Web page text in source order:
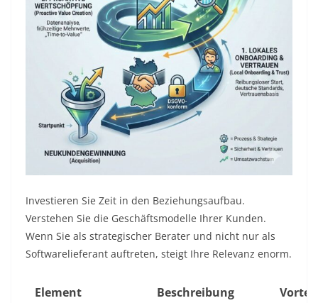
Investieren Sie Zeit in den Beziehungsaufbau.
Verstehen Sie die Geschäftsmodelle Ihrer Kunden.
Wenn Sie als strategischer Berater und nicht nur als
Softwarelieferant auftreten, steigt Ihre Relevanz enorm.
Element Beschreibung
Vorteil